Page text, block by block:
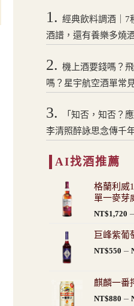
1. 經典飲料調酒｜7
酒譜，還有養樂多燒
2. 機上酒要錢嗎？
嗎？星宇航空酒單常
3.
「知否，知否？
李清照醉詠思念傳千
AI找酒推薦
格蘭利威
單一麥芽
NT$1,720 –
巨峰紫葡
NT$550 –
麒麟一番
NT$880 –